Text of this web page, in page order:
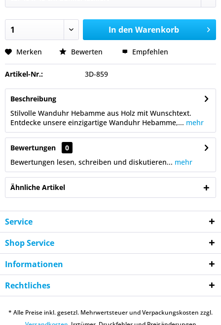
In den Warenkorb
Merken Bewerten Empfehlen
Artikel-Nr.: 3D-859
Beschreibung
Stilvolle Wanduhr Hebamme aus Holz mit Wunschtext.
Entdecke unsere einzigartige Wanduhr Hebamme,... mehr
Bewertungen
0
Bewertungen lesen, schreiben und diskutieren... mehr
Ähnliche Artikel
Service
Shop Service
Informationen
Rechtliches
* Alle Preise inkl. gesetzl. Mehrwertsteuer und Verpackungskosten zzgl.